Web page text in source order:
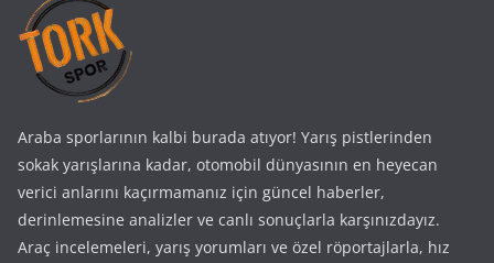
Araba sporlarının kalbi burada atıyor! Yarış pistlerinden
sokak yarışlarına kadar, otomobil dünyasının en heyecan
verici anlarını kaçırmamanız için güncel haberler,
derinlemesine analizler ve canlı sonuçlarla karşınızdayız.
Araç incelemeleri, yarış yorumları ve özel röportajlarla, hız